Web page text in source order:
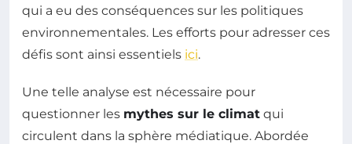
qui a eu des conséquences sur les politiques
environnementales. Les efforts pour adresser ces
défis sont ainsi essentiels ici.
Une telle analyse est nécessaire pour
questionner les mythes sur le climat qui
circulent dans la sphère médiatique. Abordée